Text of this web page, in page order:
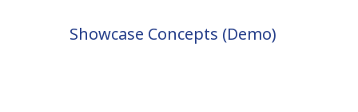
Showcase Concepts (Demo)